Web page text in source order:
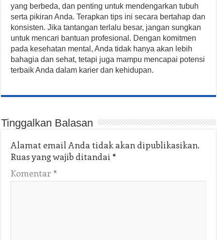
yang berbeda, dan penting untuk mendengarkan tubuh
serta pikiran Anda. Terapkan tips ini secara bertahap dan
konsisten. Jika tantangan terlalu besar, jangan sungkan
untuk mencari bantuan profesional. Dengan komitmen
pada kesehatan mental, Anda tidak hanya akan lebih
bahagia dan sehat, tetapi juga mampu mencapai potensi
terbaik Anda dalam karier dan kehidupan.
Tinggalkan Balasan
Alamat email Anda tidak akan dipublikasikan.
Ruas yang wajib ditandai *
Komentar *